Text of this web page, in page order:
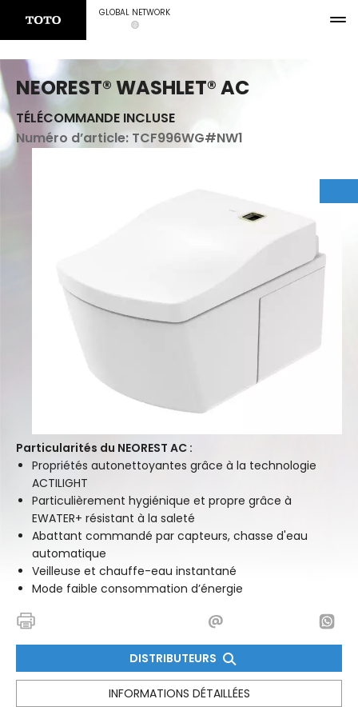
GLOBAL NETWORK
NEOREST® WASHLET® AC
TÉLÉCOMMANDE INCLUSE
Numéro d’article: TCF996WG#NW1
Particularités du NEOREST AC :
Propriétés autonettoyantes grâce à la technologie
ACTILIGHT
Particulièrement hygiénique et propre grâce à
EWATER+ résistant à la saleté
Abattant commandé par capteurs, chasse d'eau
automatique
Veilleuse et chauffe-eau instantané
Mode faible consommation d’énergie
DISTRIBUTEURS
INFORMATIONS DÉTAILLÉES